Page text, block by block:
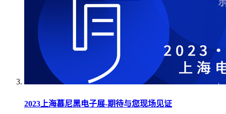
2023上海慕尼黑电子展-期待与您现场见证